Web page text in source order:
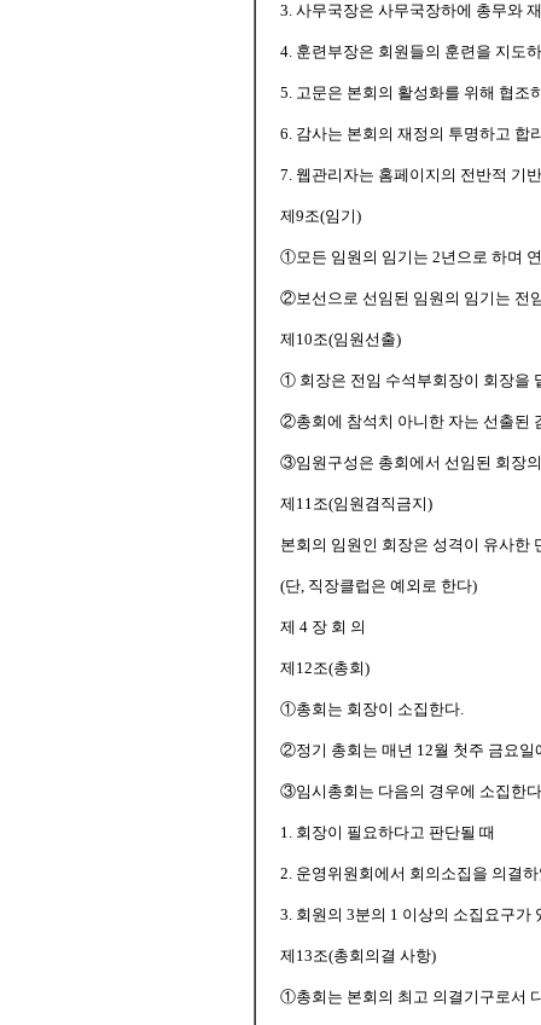
3. 사무국장은 사무국장하에 총무와
4. 훈련부장은 회원들의 훈련을 지도
5. 고문은 본회의 활성화를 위해 협조
6. 감사는 본회의 재정의 투명하고 합
7. 웹관리자는 홈페이지의 전반적 기
제9조(임기)
①모든 임원의 임기는 2년으로 하며
②보선으로 선임된 임원의 임기는 전
제10조(임원선출)
① 회장은 전임 수석부회장이 회장을
②총회에 참석치 아니한 자는 선출된
③임원구성은 총회에서 선임된 회장
제11조(임원겸직금지)
본회의 임원인 회장은 성격이 유사한
(단, 직장클럽은 예외로 한다)
제 4 장 회 의
제12조(총회)
①총회는 회장이 소집한다.
②정기 총회는 매년 12월 첫주 금요일
③임시총회는 다음의 경우에 소집한
1. 회장이 필요하다고 판단될 때
2. 운영위원회에서 회의소집을 의결
3. 회원의 3분의 1 이상의 소집요구가
제13조(총회의결 사항)
①총회는 본회의 최고 의결기구로서